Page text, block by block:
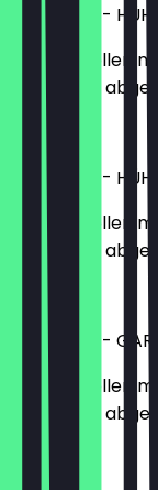
GOI CUON -
Sommerrollen
Erdnüssen,
€6.90
GOI CUON -
Sommerrollen
Erdnüssen,
€6.90
GOI CUON -
Sommerrollen
Erdnüssen,
€6.90